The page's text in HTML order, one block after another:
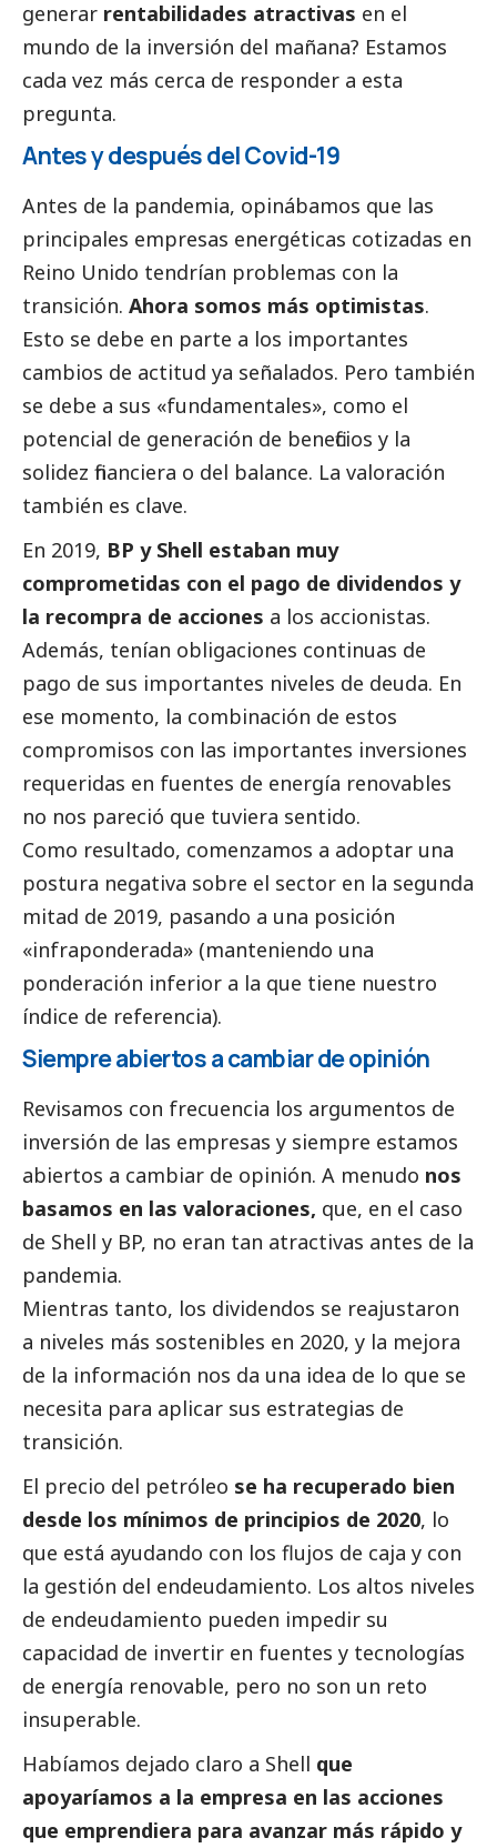
generar rentabilidades atractivas en el
mundo de la inversión del mañana? Estamos
cada vez más cerca de responder a esta
pregunta.
Antes y después del Covid-19
Antes de la pandemia, opinábamos que las
principales empresas energéticas cotizadas en
Reino Unido tendrían problemas con la
transición. Ahora somos más optimistas.
Esto se debe en parte a los importantes
cambios de actitud ya señalados. Pero también
se debe a sus «fundamentales», como el
potencial de generación de beneficios y la
solidez financiera o del balance. La valoración
también es clave.
En 2019, BP y Shell estaban muy
comprometidas con el pago de dividendos y
la recompra de acciones a los accionistas.
Además, tenían obligaciones continuas de
pago de sus importantes niveles de deuda. En
ese momento, la combinación de estos
compromisos con las importantes inversiones
requeridas en fuentes de energía renovables
no nos pareció que tuviera sentido.
Como resultado, comenzamos a adoptar una
postura negativa sobre el sector en la segunda
mitad de 2019, pasando a una posición
«infraponderada» (manteniendo una
ponderación inferior a la que tiene nuestro
índice de referencia).
Siempre abiertos a cambiar deopinión
Revisamos con frecuencia los argumentos de
inversión de las empresas y siempre estamos
abiertos a cambiar de opinión. A menudo nos
basamos en las valoraciones, que, en el caso
de Shell y BP, no eran tan atractivas antes de la
pandemia.
Mientras tanto, los dividendos se reajustaron
a niveles más sostenibles en 2020, y la mejora
de la información nos da una idea de lo que se
necesita para aplicar sus estrategias de
transición.
El precio del petróleo se ha recuperado bien
desde los mínimos de principios de 2020, lo
que está ayudando con los flujos de caja y con
la gestión del endeudamiento. Los altos niveles
de endeudamiento pueden impedir su
capacidad de invertir en fuentes y tecnologías
de energía renovable, pero no son un reto
insuperable.
Habíamos dejado claro a Shell que
apoyaríamos a la empresa en las acciones
que emprendiera para avanzar más rápido y